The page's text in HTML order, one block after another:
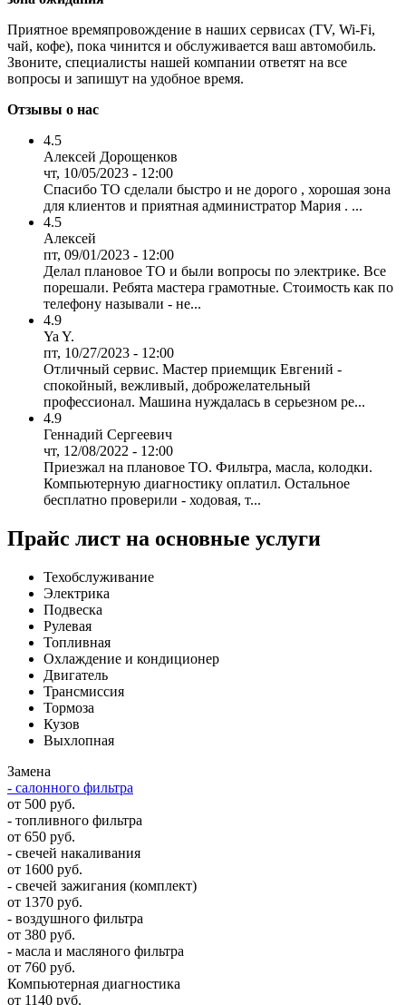
Приятное времяпровождение в наших сервисах (TV, Wi-Fi,
чай, кофе), пока чинится и обслуживается ваш автомобиль.
Звоните, специалисты нашей компании ответят на все
вопросы и запишут на удобное время.
Отзывы о нас
4.5
Алексей Дорощенков
чт, 10/05/2023 - 12:00
Спасибо ТО сделали быстро и не дорого , хорошая зона
для клиентов и приятная администратор Мария . ...
4.5
Алексей
пт, 09/01/2023 - 12:00
Делал плановое ТО и были вопросы по электрике. Все
порешали. Ребята мастера грамотные. Стоимость как по
телефону называли - не...
4.9
Ya Y.
пт, 10/27/2023 - 12:00
Отличный сервис. Мастер приемщик Евгений -
спокойный, вежливый, доброжелательный
профессионал. Машина нуждалась в серьезном ре...
4.9
Геннадий Сергеевич
чт, 12/08/2022 - 12:00
Приезжал на плановое ТО. Фильтра, масла, колодки.
Компьютерную диагностику оплатил. Остальное
бесплатно проверили - ходовая, т...
Прайс лист на основные услуги
Техобслуживание
Электрика
Подвеска
Рулевая
Топливная
Охлаждение и кондиционер
Двигатель
Трансмиссия
Тормоза
Кузов
Выхлопная
Замена
- салонного фильтра
от 500 руб.
- топливного фильтра
от 650 руб.
- свечей накаливания
от 1600 руб.
- свечей зажигания (комплект)
от 1370 руб.
- воздушного фильтра
от 380 руб.
- масла и масляного фильтра
от 760 руб.
Компьютерная диагностика
от 1140 руб.